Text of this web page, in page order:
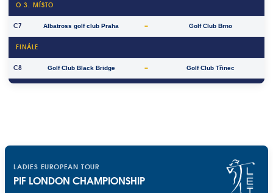
O 3. MÍSTO
C7 Albatross golf club Praha – Golf Club Brno
FINÁLE
C8 Golf Club Black Bridge – Golf Club Třinec
LADIES EUROPEAN TOUR
PIF LONDON CHAMPIONSHIP